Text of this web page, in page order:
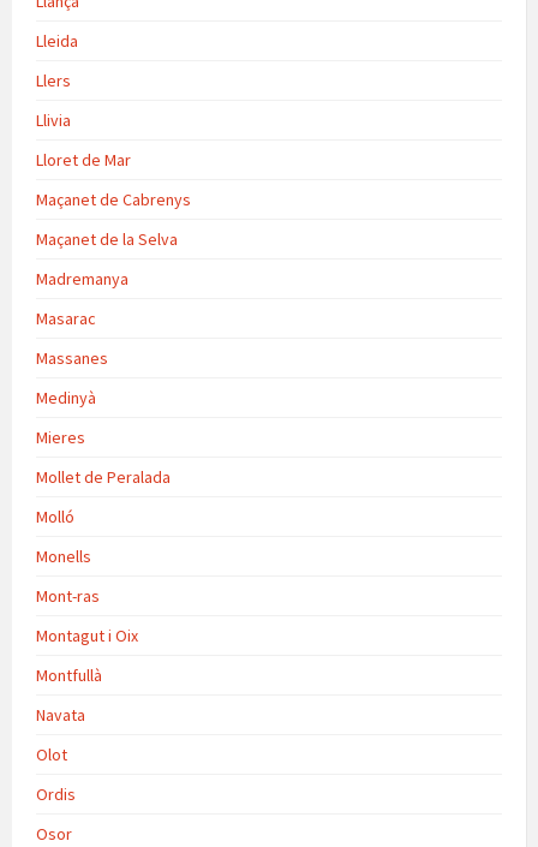
Lleida
Llers
Llivia
Lloret de Mar
Maçanet de Cabrenys
Maçanet de la Selva
Madremanya
Masarac
Massanes
Medinyà
Mieres
Mollet de Peralada
Molló
Monells
Mont-ras
Montagut i Oix
Montfullà
Navata
Olot
Ordis
Osor